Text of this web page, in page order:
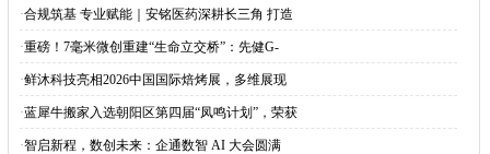
·合规筑基 专业赋能｜安铭医药深耕长三角 打造
·重磅！7毫米微创重建“生命立交桥”：先健G-
·鲜沐科技亮相2026中国国际焙烤展，多维展现
·蓝犀牛搬家入选朝阳区第四届“凤鸣计划”，荣获
·智启新程，数创未来：企通数智 AI 大会圆满